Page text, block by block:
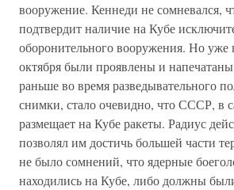
вооружение. Кеннеди не сомневался,
подтвердит наличие на Кубе
оборонительного вооружения. Но уже
октября были проявлены и
раньше во время разведывательного
снимки, стало очевидно, что СССР, в
размещает на Кубе ракеты. Радиус
позволял им достичь большей части
не было сомнений, что ядерные
находились на Кубе, либо должны